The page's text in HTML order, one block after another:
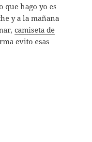
que hago yo es
y a la mañana
camiseta de
evito esas